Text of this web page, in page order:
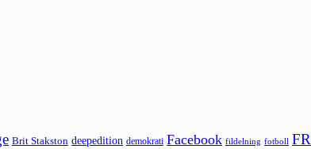
Brit Stakston deepedition demokrati Facebook fildelning fotboll